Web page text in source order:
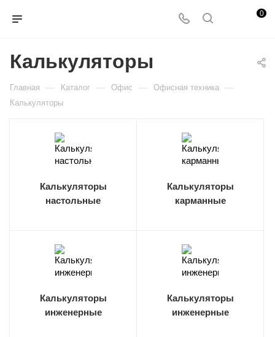
0
Калькуляторы
Главная — Каталог — Офис — Офисная техника —
Калькуляторы
Калькуляторы
настольные
Калькуляторы
карманные
Калькуляторы
инженерные
Калькуляторы
инженерные